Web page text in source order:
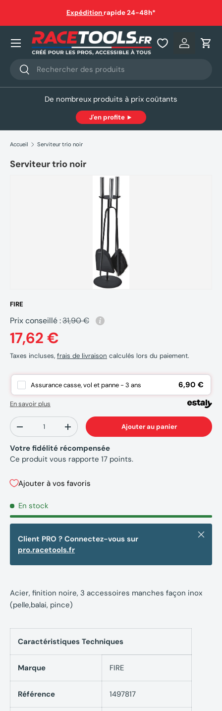
Aller au contenu
Expédition rapide 24-48h*
Recherche
Rechercher
Se
Nos produits
De nombreux produits à prix coûtants
J'en profite ►
Accueil Serviteur trio noir
Serviteur trio noir
FIRE
Prix conseillé :31,90 €
17,62 €
Taxes incluses, frais de livraison calculés lors du paiement.
Assurance casse, vol et panne - 3 ans 6,90 €
En savoir plus
Qté
-
+ Ajouter au panier
Votre fidélité récompensée
Ce produit vous rapporte 17 points.
Ajouter à vos favoris
En stock
Client PRO ? Connectez-vous sur
pro.racetools.fr
Fermer
Acier, finition noire, 3 accessoires manches façon inox
(pelle,balai, pince)
Caractéristiques Techniques
Marque FIRE
Référence 1497817